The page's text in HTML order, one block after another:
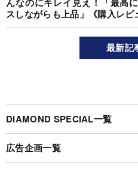
スしながらも上品」《購入レビ
最新記
DIAMOND SPECIAL一覧
広告企画一覧